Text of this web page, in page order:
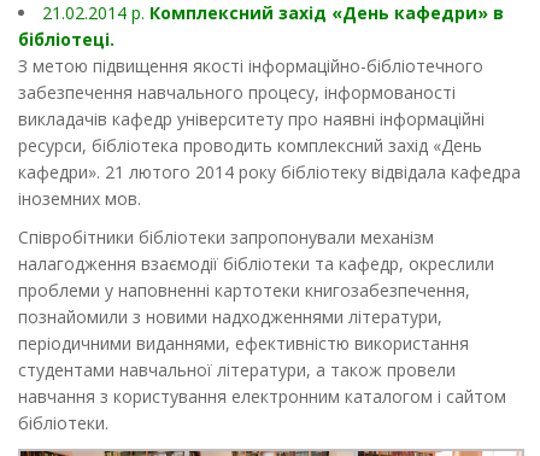
21.02.2014 p. Комплексний захід «День кафедри» в
бібліотеці.
З метою підвищення якості інформаційно-бібліотечного
забезпечення навчального процесу, інформованості
викладачів кафедр університету про наявні інформаційні
ресурси, бібліотека проводить комплексний захід «День
кафедри». 21 лютого 2014 року бібліотеку відвідала кафедра
іноземних мов.
Співробітники бібліотеки запропонували механізм
налагодження взаємодії бібліотеки та кафедр, окреслили
проблеми у наповненні картотеки книгозабезпечення,
познайомили з новими надходженнями літератури,
періодичними виданнями, ефективністю використання
студентами навчальної літератури, а також провели
навчання з користування електронним каталогом і сайтом
бібліотеки.